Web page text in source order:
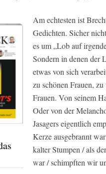
Am echtesten ist
Gedichten. Sicher
es um „Lob auf
Sondern in denen der
etwas von sich
zu schönen Frauen,
Frauen. Von seinem
Oder von der
Jasagers eigentlich
Kerze ausgebrannt
kalter Stumpen / als
war / schimpften wir